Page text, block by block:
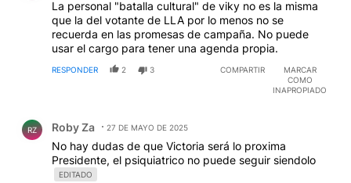
La personal "batalla cultural" de viky no es la misma
que la del votante de LLA por lo menos no se
recuerda en las promesas de campaña. No puede
usar el cargo para tener una agenda propia.
RESPONDER 2 3 COMPARTIR
MARCAR
COMO
INAPROPIADO
RZ Roby Za 27 DE MAYO DE 2025
No hay dudas de que Victoria será lo proxima
Presidente, el psiquiatrico no puede seguir siendolo
EDITADO